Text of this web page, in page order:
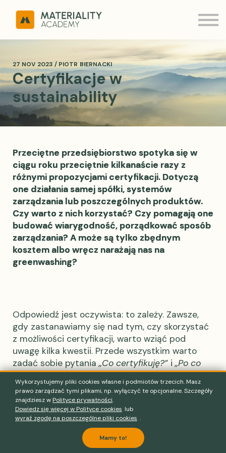
ESRS Q&A
MATERIALITY
Kontakt
Zaloguj
27 NOV 2023 / PIOTR BIERNACKI
Certyfikacje w
sustainability
Przeciętne przedsiębiorstwo spotyka się w
ciągu roku przeciętnie kilkanaście razy z
różnymi propozycjami certyfikacji. Dotyczą
one działania samej spółki, systemów
zarządzania lub poszczególnych produktów.
Czy warto z nich korzystać? Czy pomagają one
budować wiarygodność, porządkować sposób
zarządzania? A może są tylko zbędnym
kosztem albo wręcz narażają nas na
greenwashing?
Odpowiedź jest oczywista: to zależy. Zawsze,
gdy zastanawiamy się nad tym, czy skorzystać
z możliwości certyfikacji, warto wziąć pod
uwagę kilka kwestii. Przede wszystkim warto
zadać sobie pytania„Co certyfikuję?” i„Po co
certyfikuję?”
Certyfikacja jest procesem, w którym
zewnętrzny podmiot ustala pewien standard, a
następnie różne przedsiębiorstwa sprawdzają,
czy przedmiot certyfikacji jest z tym
Wykorzystujemy pliki cookies własne i podmiotów trzecich. Masz
prawo zarządzać tymi plikami, np. wyłączyć te opcjonalne. Szczegóły
znajdziesz w Polityce prywatności.
Dowiedz się więcej w Polityce cookies lub
wyraź zgodę na poszczególne pliki cookies .
Mamy to!